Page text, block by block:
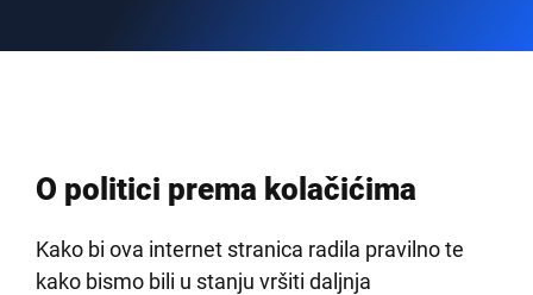
O politici prema kolačićima
Kako bi ova internet stranica radila pravilno te
kako bismo bili u stanju vršiti daljnja